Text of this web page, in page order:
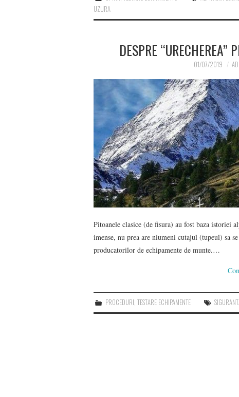
UZURA
DESPRE “URECHEREA”
01/07/2019
Pitoanele clasice (de fisura) au fost baza istoriei
imense, nu prea are niumeni cutajul (tupeul) sa
producatorilor de echipamente de munte.…
PROCEDURI,TESTARE ECHIPAMENTE